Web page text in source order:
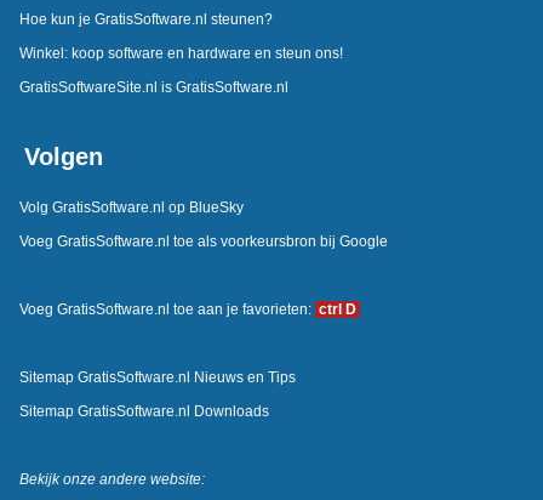
Hoe kun je GratisSoftware.nl steunen?
Winkel: koop software en hardware en steun ons!
GratisSoftwareSite.nl is GratisSoftware.nl
Volgen
Volg GratisSoftware.nl op BlueSky
Voeg GratisSoftware.nl toe als voorkeursbron bij Google
Voeg GratisSoftware.nl toe aan je favorieten: ctrl D
Sitemap GratisSoftware.nl Nieuws en Tips
Sitemap GratisSoftware.nl Downloads
Bekijk onze andere website: